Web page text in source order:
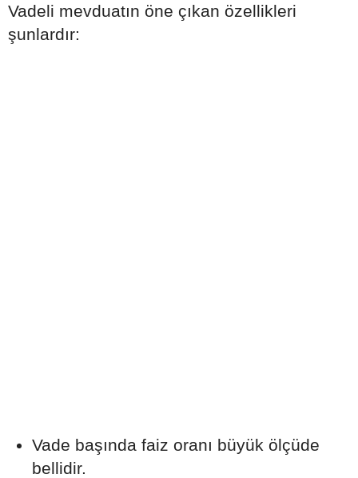
Vadeli mevduatın öne çıkan özellikleri
şunlardır:
Vade başında faiz oranı büyük ölçüde
bellidir.